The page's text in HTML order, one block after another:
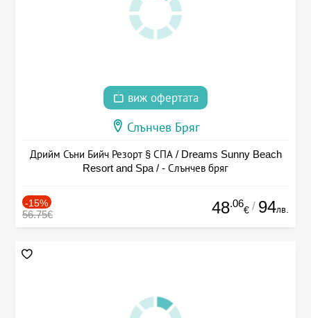
виж офертата
Слънчев Бряг
Дрийм Съни Бийч Резорт § СПА / Dreams Sunny Beach
Resort and Spa / - Слънчев бряг
-15%
56.75€ 48.06
€ / 94лв.